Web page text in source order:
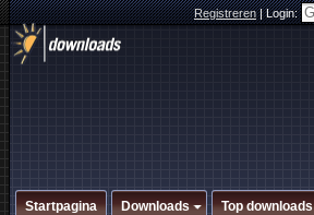
Registreren|Login:
Startpagina Downloads Top downloads